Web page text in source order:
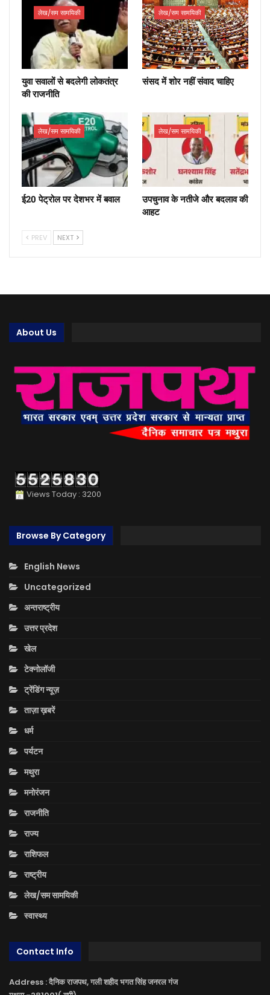
लेख/सम सामयिकी
युवा सवालों से बदलेगी लोकतंत्र
की राजनीति
लेख/सम सामयिकी
संसद में शोर नहीं संवाद चाहिए
लेख/सम सामयिकी
ई20 पेट्रोल पर देशभर में बवाल
लेख/सम सामयिकी
उपचुनाव के नतीजे और बदलाव की
आहट
PREV NEXT
About Us
Views Today : 3200
Browse By Category
English News
Uncategorized
अन्तराष्ट्रीय
उत्तर प्रदेश
खेल
टेक्नोलॉजी
ट्रेंडिंग न्यूज़
ताज़ा ख़बरें
धर्म
पर्यटन
मथुरा
मनोरंजन
राजनीति
राज्य
राशिफल
राष्ट्रीय
लेख/सम सामयिकी
स्वास्थ्य
Contact Info
Address : दैनिक राजपथ, गली शहीद भगत सिंह जनरल गंज